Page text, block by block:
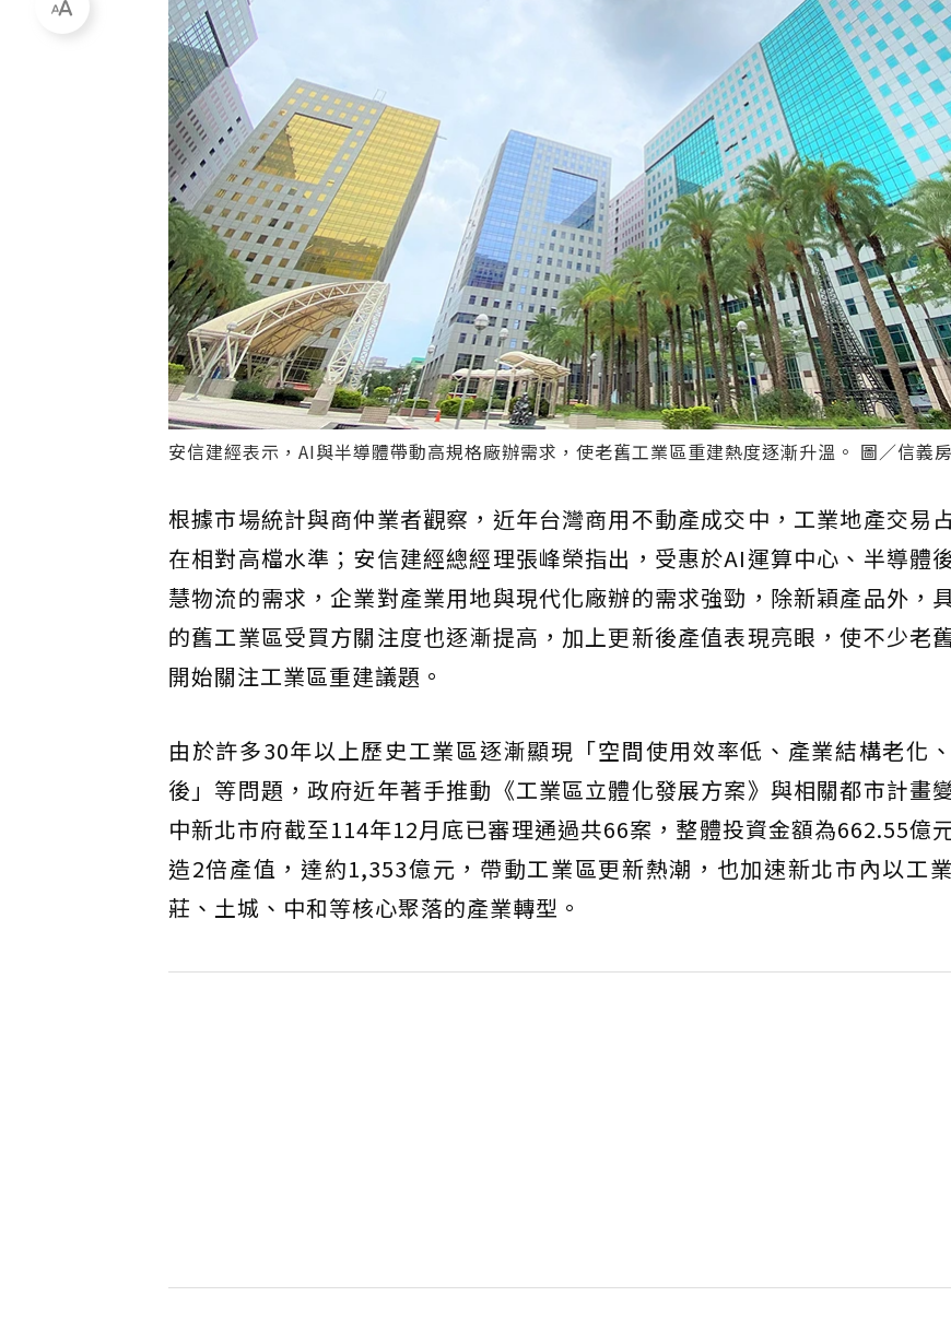
安信建經表示，AI與半導體帶動高規格廠辦需求，使老舊工業區重建熱度逐漸升溫。 圖／信義
根據市場統計與商仲業者觀察，近年台灣商用不動產成交中，工業地產交易
在相對高檔水準；安信建經總經理張峰榮指出，受惠於AI運算中心、半導體
慧物流的需求，企業對產業用地與現代化廠辦的需求強勁，除新穎產品外，
的舊工業區受買方關注度也逐漸提高，加上更新後產值表現亮眼，使不少老
開始關注工業區重建議題。
由於許多30年以上歷史工業區逐漸顯現「空間使用效率低、產業結構老化
後」等問題，政府近年著手推動《工業區立體化發展方案》與相關都市計畫
中新北市府截至114年12月底已審理通過共66案，整體投資金額為662.55億
造2倍產值，達約1,353億元，帶動工業區更新熱潮，也加速新北市內以工
莊、土城、中和等核心聚落的產業轉型。